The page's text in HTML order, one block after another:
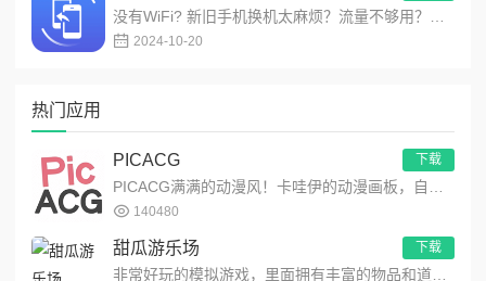
2024-10-20
热门应用
PICACG
140480
下载
甜瓜游乐场 下载